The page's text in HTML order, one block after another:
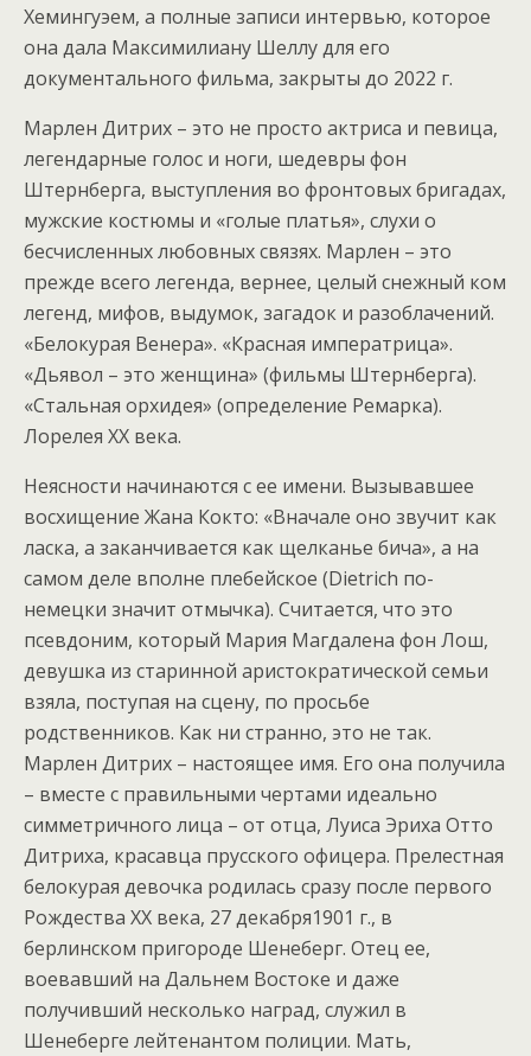
Хемингуэем, а полные записи интервью, которое
она дала Максимилиану Шеллу для его
документального фильма, закрыты до 2022 г.
Марлен Дитрих – это не просто актриса и певица,
легендарные голос и ноги, шедевры фон
Штернберга, выступления во фронтовых бригадах,
мужские костюмы и «голые платья», слухи о
бесчисленных любовных связях. Марлен – это
прежде всего легенда, вернее, целый снежный ком
легенд, мифов, выдумок, загадок и разоблачений.
«Белокурая Венера». «Красная императрица».
«Дьявол – это женщина» (фильмы Штернберга).
«Стальная орхидея» (определение Ремарка).
Лорелея XX века.
Неясности начинаются с ее имени. Вызывавшее
восхищение Жана Кокто: «Вначале оно звучит как
ласка, а заканчивается как щелканье бича», а на
самом деле вполне плебейское (Dietrich по-
немецки значит отмычка). Считается, что это
псевдоним, который Мария Магдалена фон Лош,
девушка из старинной аристократической семьи
взяла, поступая на сцену, по просьбе
родственников. Как ни странно, это не так.
Марлен Дитрих – настоящее имя. Его она получила
– вместе с правильными чертами идеально
симметричного лица – от отца, Луиса Эриха Отто
Дитриха, красавца прусского офицера. Прелестная
белокурая девочка родилась сразу после первого
Рождества XX века, 27 декабря1901 г., в
берлинском пригороде Шенеберг. Отец ее,
воевавший на Дальнем Востоке и даже
получивший несколько наград, служил в
Шенеберге лейтенантом полиции. Мать,